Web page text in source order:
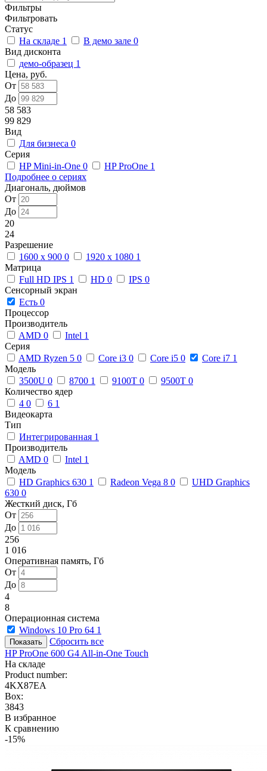
Фильтры
Фильтровать
Статус
На складе 1 В демо зале 0
Вид дисконта
демо-образец 1
Цена, руб.
От
До
58 583
99 829
Вид
Для бизнеса 0
Серия
HP Mini-in-One 0 HP ProOne 1
Подробнее о сериях
Диагональ, дюймов
От
До
20
24
Разрешение
1600 x 900 0 1920 x 1080 1
Матрица
Full HD IPS 1 HD 0 IPS 0
Сенсорный экран
Есть 0
Процессор
Производитель
AMD 0 Intel 1
Серия
AMD Ryzen 5 0 Core i3 0 Core i5 0 Core i7 1
Модель
3500U 0 8700 1 9100T 0 9500T 0
Количество ядер
4 0 6 1
Видеокарта
Тип
Интегрированная 1
Производитель
AMD 0 Intel 1
Модель
HD Graphics 630 1 Radeon Vega 8 0
UHD Graphics
630 0
Жесткий диск, Гб
От
До
256
1 016
Оперативная память, Гб
От
До
4
8
Операционная система
Windows 10 Pro 64 1
Сбросить все
HP ProOne 600 G4 All-in-One Touch
На складе
Product number:
4KX87EA
Box:
3843
В избранное
К сравнению
-15%